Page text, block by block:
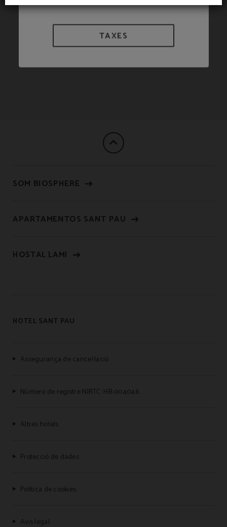
SOM BIOSPHERE
APARTAMENTOS SANT PAU
HOSTAL LAMI
HOTEL SANT PAU
Assegurança de cancel·lació
Número de registre NIRTC: HB-004046
Altres hotels
Protecció de dades
Política de cookies
Avis legal
TAXES